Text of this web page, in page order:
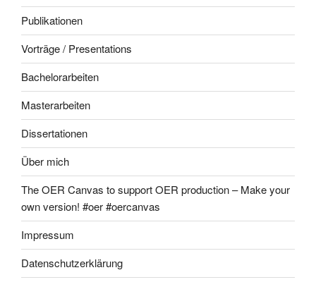
Publikationen
Vorträge / Presentations
Bachelorarbeiten
Masterarbeiten
Dissertationen
Über mich
The OER Canvas to support OER production – Make your
own version! #oer #oercanvas
Impressum
Datenschutzerklärung